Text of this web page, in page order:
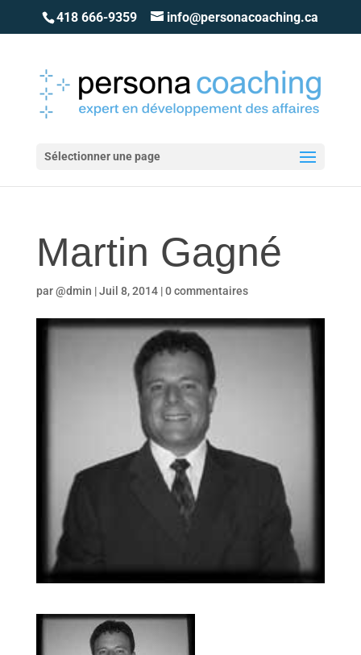
418 666-9359 info@personacoaching.ca
Sélectionner une page
Martin Gagné
par@dmin |Juil 8, 2014|0 commentaires